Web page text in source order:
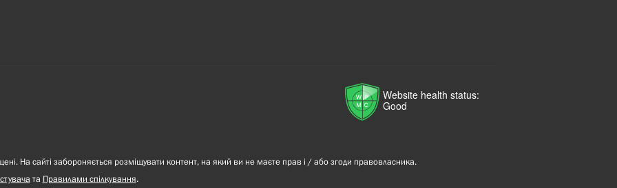
Website health status:
Good
На сайті забороняється розміщувати контент, на який ви не маєте прав і / або згоди правовласника.
та Правилами спілкування.